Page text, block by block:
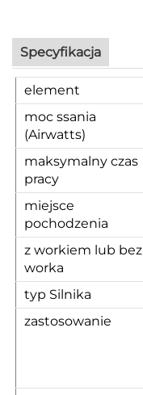
Specyfikacja
element
moc ssania
(Airwatts)
maksymalny czas
pracy
miejsce
pochodzenia
z workiem lub bez
worka
typ Silnika
zastosowanie